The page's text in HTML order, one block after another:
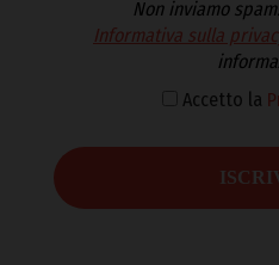
Non inviamo
Informativa sulla
Accetto la